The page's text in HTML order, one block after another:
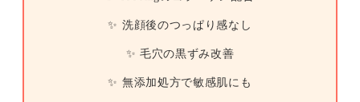
✨ 洗顔後のつっぱり感なし
✨ 毛穴の黒ずみ改善
✨ 無添加処方で敏感肌にも